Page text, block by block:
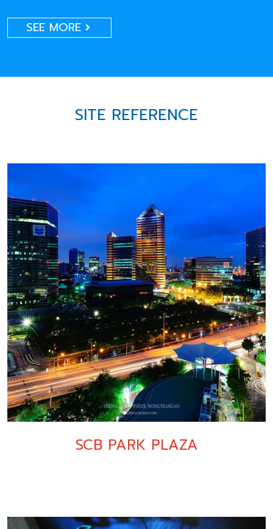
SEE MORE
SITE REFERENCE
SCB PARK PLAZA